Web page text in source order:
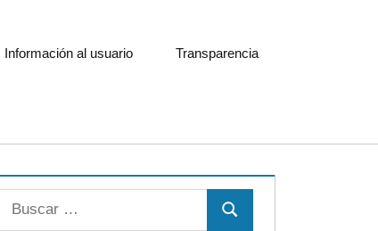
Información al usuario Transparencia
Buscar:
Buscar